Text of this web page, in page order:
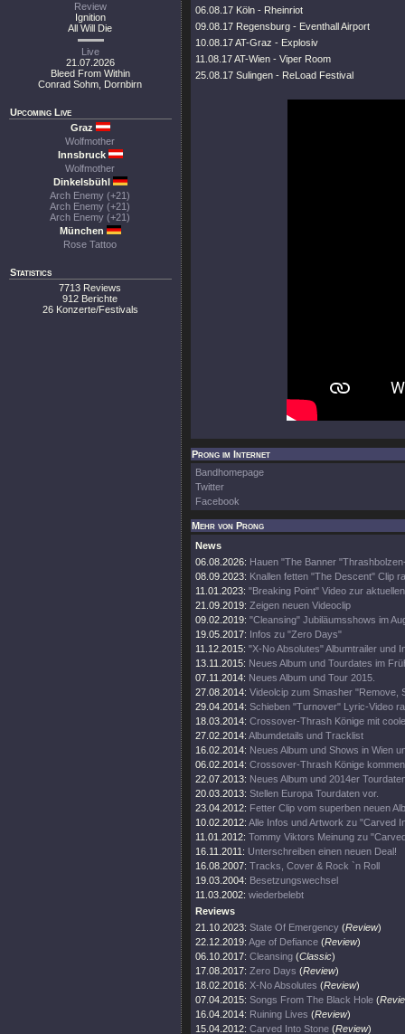
Review
Ignition
All Will Die
Live
21.07.2026
Bleed From Within
Conrad Sohm, Dornbirn
Upcoming Live
Graz
Wolfmother
Innsbruck
Wolfmother
Dinkelsbühl
Arch Enemy (+21)
Arch Enemy (+21)
Arch Enemy (+21)
München
Rose Tattoo
Statistics
7713 Reviews
912 Berichte
26 Konzerte/Festivals
06.08.17 Köln - Rheinriot
09.08.17 Regensburg - Eventhall Airport
10.08.17 AT-Graz - Explosiv
11.08.17 AT-Wien - Viper Room
25.08.17 Sulingen - ReLoad Festival
Prong im Internet
Bandhomepage
Twitter
Facebook
Mehr von Prong
News
06.08.2026: Hauen "The Banner
08.09.2023: Knallen fetten "The Descent" Clip
11.01.2023: "Breaking Point" Video zur
21.09.2019: Zeigen neuen Videoclip
09.02.2019: "Cleansing" Jubiläumsshows im
19.05.2017: Infos zu "Zero Days"
11.12.2015: "X-No Absolutes" Albumtrailer und
13.11.2015: Neues Album und Tourdates im
07.11.2014: Neues Album und Tour 2015.
27.08.2014: Videolcip zum Smasher "Remove,
29.04.2014: Schieben "Turnover" Lyric-Video
18.03.2014: Crossover-Thrash Könige mit
27.02.2014: Albumdetails und Tracklist
16.02.2014: Neues Album und Shows in Wien
06.02.2014: Crossover-Thrash Könige
22.07.2013: Neues Album und 2014er
20.03.2013: Stellen Europa Tourdaten vor.
23.04.2012: Fetter Clip vom superben neuen
10.02.2012: Alle Infos und Artwork zu "Carved
11.01.2012: Tommy Viktors Meinung zu
16.11.2011: Unterschreiben einen neuen Deal!
16.08.2007: Tracks, Cover & Rock `n Roll
19.03.2004: Besetzungswechsel
11.03.2002: wiederbelebt
Reviews
21.10.2023: State Of Emergency (Review)
22.12.2019: Age of Defiance (Review)
06.10.2017: Cleansing (Classic)
17.08.2017: Zero Days (Review)
18.02.2016: X-No Absolutes (Review)
07.04.2015: Songs From The Black Hole (
16.04.2014: Ruining Lives (Review)
15.04.2012: Carved Into Stone (Review)